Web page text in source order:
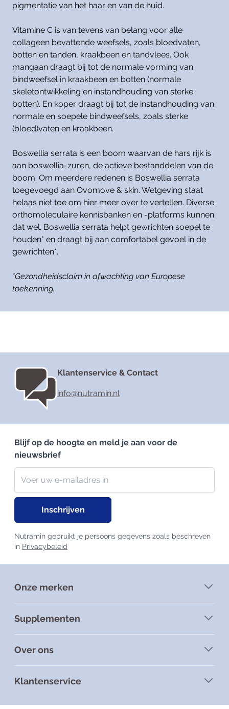
pigmentatie van het haar en van de huid.
Vitamine C is van tevens van belang voor alle
collageen bevattende weefsels, zoals bloedvaten,
botten en tanden, kraakbeen en tandvlees. Ook
mangaan draagt bij tot de normale vorming van
bindweefsel in kraakbeen en botten (normale
skeletontwikkeling en instandhouding van sterke
botten). En koper draagt bij tot de instandhouding van
normale en soepele bindweefsels, zoals sterke
(bloed)vaten en kraakbeen.
Boswellia serrata is een boom waarvan de hars rijk is
aan boswellia-zuren, de actieve bestanddelen van de
boom. Om meerdere redenen is Boswellia serrata
toegevoegd aan Ovomove & skin. Wetgeving staat
helaas niet toe om hier meer over te vertellen. Diverse
orthomoleculaire kennisbanken en -platforms kunnen
dat wel. Boswellia serrata helpt gewrichten soepel te
houden* en draagt bij aan comfortabel gevoel in de
gewrichten*.
*Gezondheidsclaim in afwachting van Europese
toekenning.
Klantenservice & Contact
info@nutramin.nl
Blijf op de hoogte en meld je aan voor de
nieuwsbrief
Nieuwsbrief
E-mailadres
Inschrijven
Nutramin gebruikt je persoons gegevens zoals beschreven
in Privacybeleid
Onze merken
Supplementen
Over ons
Klantenservice